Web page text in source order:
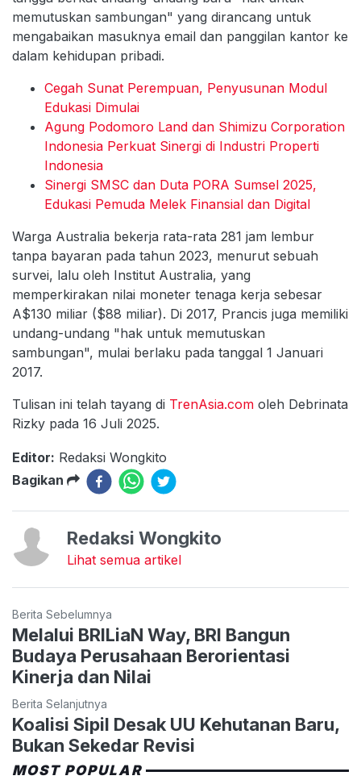
memutuskan sambungan" yang dirancang untuk
mengabaikan masuknya email dan panggilan kantor ke
dalam kehidupan pribadi.
Cegah Sunat Perempuan, Penyusunan Modul
Edukasi Dimulai
Agung Podomoro Land dan Shimizu Corporation
Indonesia Perkuat Sinergi di Industri Properti
Indonesia
Sinergi SMSC dan Duta PORA Sumsel 2025,
Edukasi Pemuda Melek Finansial dan Digital
Warga Australia bekerja rata-rata 281 jam lembur
tanpa bayaran pada tahun 2023, menurut sebuah
survei, lalu oleh Institut Australia, yang
memperkirakan nilai moneter tenaga kerja sebesar
A$130 miliar ($88 miliar). Di 2017, Prancis juga memiliki
undang-undang "hak untuk memutuskan
sambungan", mulai berlaku pada tanggal 1 Januari
2017.
Tulisan ini telah tayang di TrenAsia.com oleh Debrinata
Rizky pada 16 Juli 2025.
Editor: Redaksi Wongkito
Bagikan
Redaksi Wongkito
Lihat semua artikel
Berita Sebelumnya
Melalui BRILiaN Way, BRI Bangun
Budaya Perusahaan Berorientasi
Kinerja dan Nilai
Berita Selanjutnya
Koalisi Sipil Desak UU Kehutanan Baru,
Bukan Sekedar Revisi
MOST POPULAR